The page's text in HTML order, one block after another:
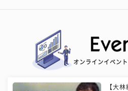
オンラインイベン
【大